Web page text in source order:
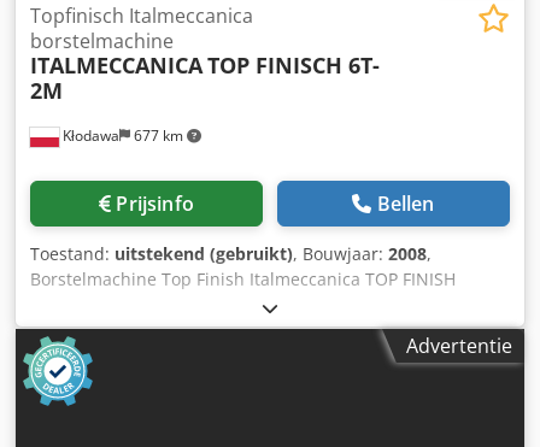
Kłodawa 677 km
Topfinisch Italmeccanica
borstelmachine
ITALMECCANICATOP FINISCH 6T-
2M
Prijsinfo Bellen
Toestand: uitstekend (gebruikt), Bouwjaar: 2008,
Borstelmachine Top Finish Italmeccanica TOP FINISH
Csdpfx Ahok Iu Hvjujha 6T -2M borstelmachine één
horizontale as twee randstiften twee roterende stiften
Advertentie